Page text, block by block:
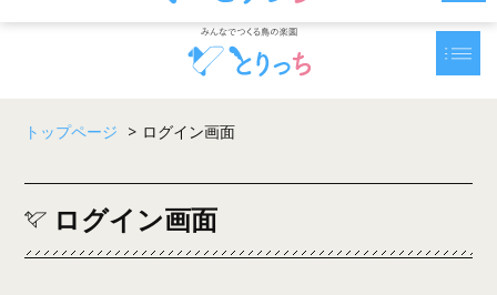
トップページ > ログイン画面
ログイン画面